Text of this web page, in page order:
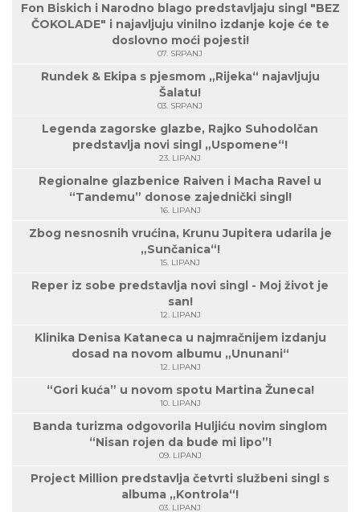
Fon Biskich i Narodno blago predstavljaju singl "BEZ
ČOKOLADE" i najavljuju vinilno izdanje koje će te
doslovno moći pojesti!
07. SRPANJ
Rundek & Ekipa s pjesmom „Rijeka“ najavljuju
Šalatu!
03. SRPANJ
Legenda zagorske glazbe, Rajko Suhodolčan
predstavlja novi singl „Uspomene“!
23. LIPANJ
Regionalne glazbenice Raiven i Macha Ravel u
“Tandemu” donose zajednički singl!
16. LIPANJ
Zbog nesnosnih vrućina, Krunu Jupitera udarila je
„Sunčanica“!
15. LIPANJ
Reper iz sobe predstavlja novi singl - Moj život je
san!
12. LIPANJ
Klinika Denisa Kataneca u najmračnijem izdanju
dosad na novom albumu „Ununani“
12. LIPANJ
“Gori kuća” u novom spotu Martina Žuneca!
10. LIPANJ
Banda turizma odgovorila Huljiću novim singlom
“Nisan rojen da bude mi lipo”!
09. LIPANJ
Project Million predstavlja četvrti službeni singl s
albuma „Kontrola“!
03. LIPANJ